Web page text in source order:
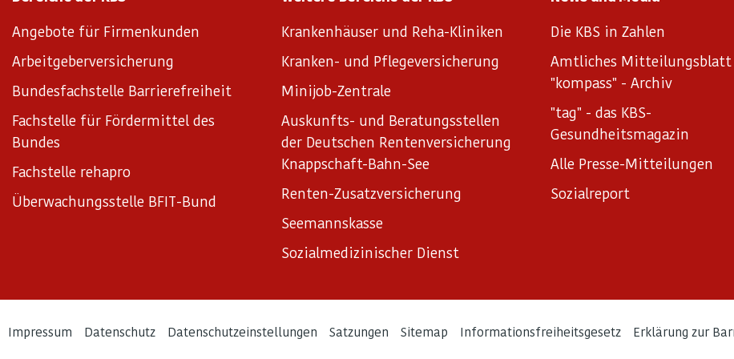
Angebote für Firmenkunden
Arbeitgeberversicherung
Bundesfachstelle Barrierefreiheit
Fachstelle für Fördermittel des
Bundes
Fachstelle rehapro
Überwachungsstelle BFIT-Bund
Krankenhäuser und Reha-Kliniken
Kranken- und Pflegeversicherung
Minijob-Zentrale
Auskunfts- und Beratungsstellen
der Deutschen Rentenversicherung
Knappschaft-Bahn-See
Renten-Zusatzversicherung
Seemannskasse
Sozialmedizinischer Dienst
Die KBS in Zahlen
Amtliches Mitteilungsblatt
"kompass" - Archiv
"tag" - das KBS-
Gesundheitsmagazin
Alle Presse-Mitteilungen
Sozialreport
Impressum Datenschutz Datenschutzeinstellungen Satzungen Sitemap Informationsfreiheitsgesetz Erklärung zur